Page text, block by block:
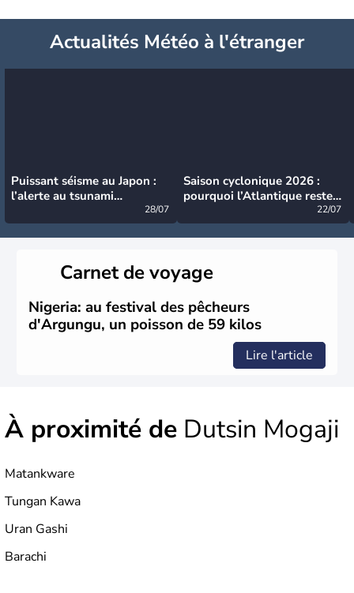
Actualités Météo à l'étranger
Puissant séisme au Japon :
l’alerte au tsunami
28/07
Saison cyclonique 2026 :
pourquoi l’Atlantique reste
22/07
Carnet de voyage
Nigeria: au festival des pêcheurs
d'Argungu, un poisson de 59 kilos
Lire l'article
À proximité de Dutsin Mogaji
Matankware
Tungan Kawa
Uran Gashi
Barachi